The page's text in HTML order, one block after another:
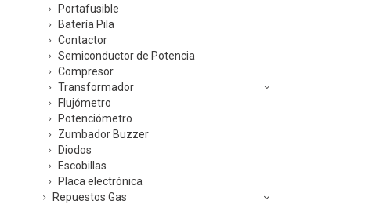
Portafusible
Batería Pila
Contactor
Semiconductor de Potencia
Compresor
Transformador
Flujómetro
Potenciómetro
Zumbador Buzzer
Diodos
Escobillas
Placa electrónica
Repuestos Gas